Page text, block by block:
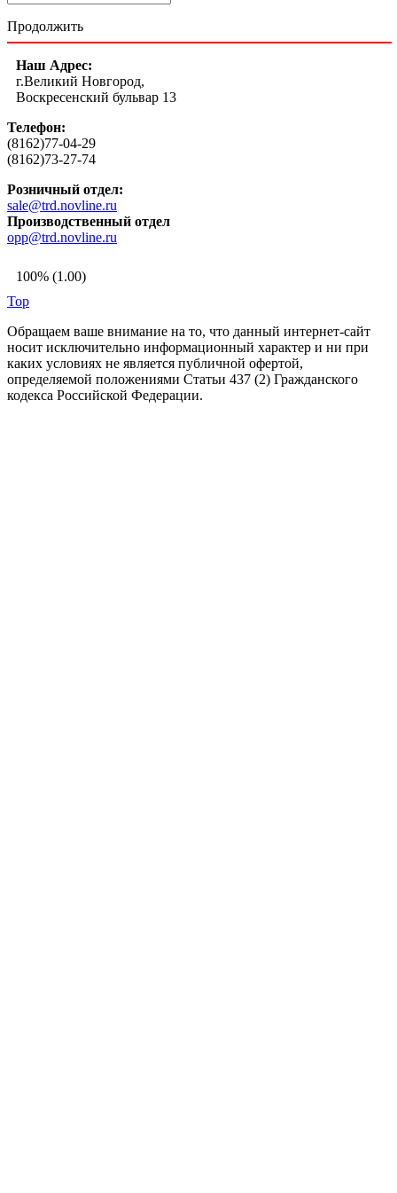
Продолжить
Наш Адрес:
г.Великий Новгород,
Воскресенский бульвар 13
Телефон:
(8162)77-04-29
(8162)73-27-74
Розничный отдел:
sale@trd.novline.ru
Производственный отдел
opp@trd.novline.ru
100% (1.00)
Top
Обращаем ваше внимание на то, что данный интернет-сайт
носит исключительно информационный характер и ни при
каких условиях не является публичной офертой,
определяемой положениями Статьи 437 (2) Гражданского
кодекса Российской Федерации.